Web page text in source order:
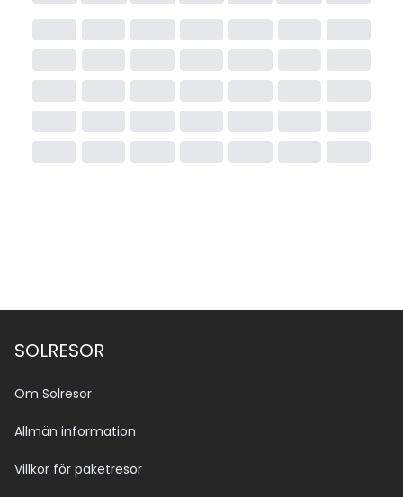
SOLRESOR
Om Solresor
Allmän information
Villkor för paketresor